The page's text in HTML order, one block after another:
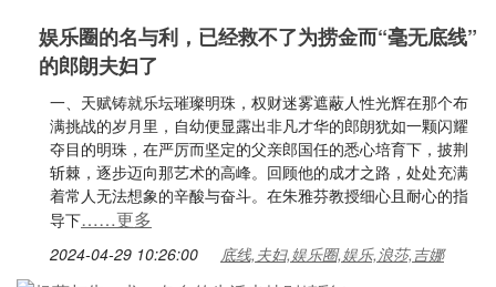
娱乐圈的名与利，已经救不了为捞金而“毫无底线”
的郎朗夫妇了
一、天赋铸就乐坛璀璨明珠，权财迷雾遮蔽人性光辉在那个布
满挑战的岁月里，自幼便显露出非凡才华的郎朗犹如一颗闪耀
夺目的明珠，在严厉而坚定的父亲郎国任的悉心培育下，披荆
斩棘，逐步迈向那艺术的高峰。回顾他的成才之路，处处充满
着常人无法想象的辛酸与奋斗。在朱雅芬教授细心且耐心的指
导下……更多
2024-04-29 10:26:00 底线,夫妇,娱乐圈,娱乐,浪莎,吉娜